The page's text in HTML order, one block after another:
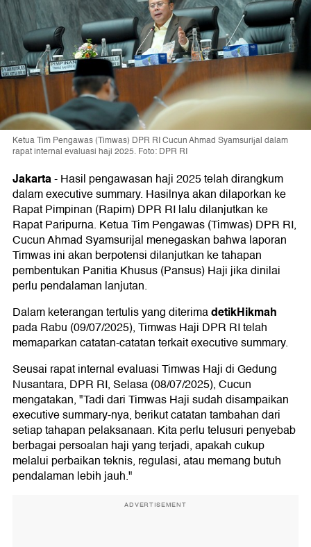
Ketua Tim Pengawas (Timwas) DPR RI Cucun Ahmad Syamsurijal dalam
rapat internal evaluasi haji 2025. Foto: DPR RI
Jakarta-Hasil pengawasan haji 2025 telah dirangkum
dalam executive summary. Hasilnya akan dilaporkan ke
Rapat Pimpinan (Rapim) DPR RI lalu dilanjutkan ke
Rapat Paripurna. Ketua Tim Pengawas (Timwas) DPR RI,
Cucun Ahmad Syamsurijal menegaskan bahwa laporan
Timwas ini akan berpotensi dilanjutkan ke tahapan
pembentukan Panitia Khusus (Pansus) Haji jika dinilai
perlu pendalaman lanjutan.
Dalam keterangan tertulis yang diterimadetikHikmah
pada Rabu (09/07/2025), Timwas Haji DPR RI telah
memaparkan catatan-catatan terkait executive summary.
Seusai rapat internal evaluasi Timwas Haji di Gedung
Nusantara, DPR RI, Selasa (08/07/2025), Cucun
mengatakan, "Tadi dari Timwas Haji sudah disampaikan
executive summary-nya, berikut catatan tambahan dari
setiap tahapan pelaksanaan. Kita perlu telusuri penyebab
berbagai persoalan haji yang terjadi, apakah cukup
melalui perbaikan teknis, regulasi, atau memang butuh
pendalaman lebih jauh."
ADVERTISEMENT